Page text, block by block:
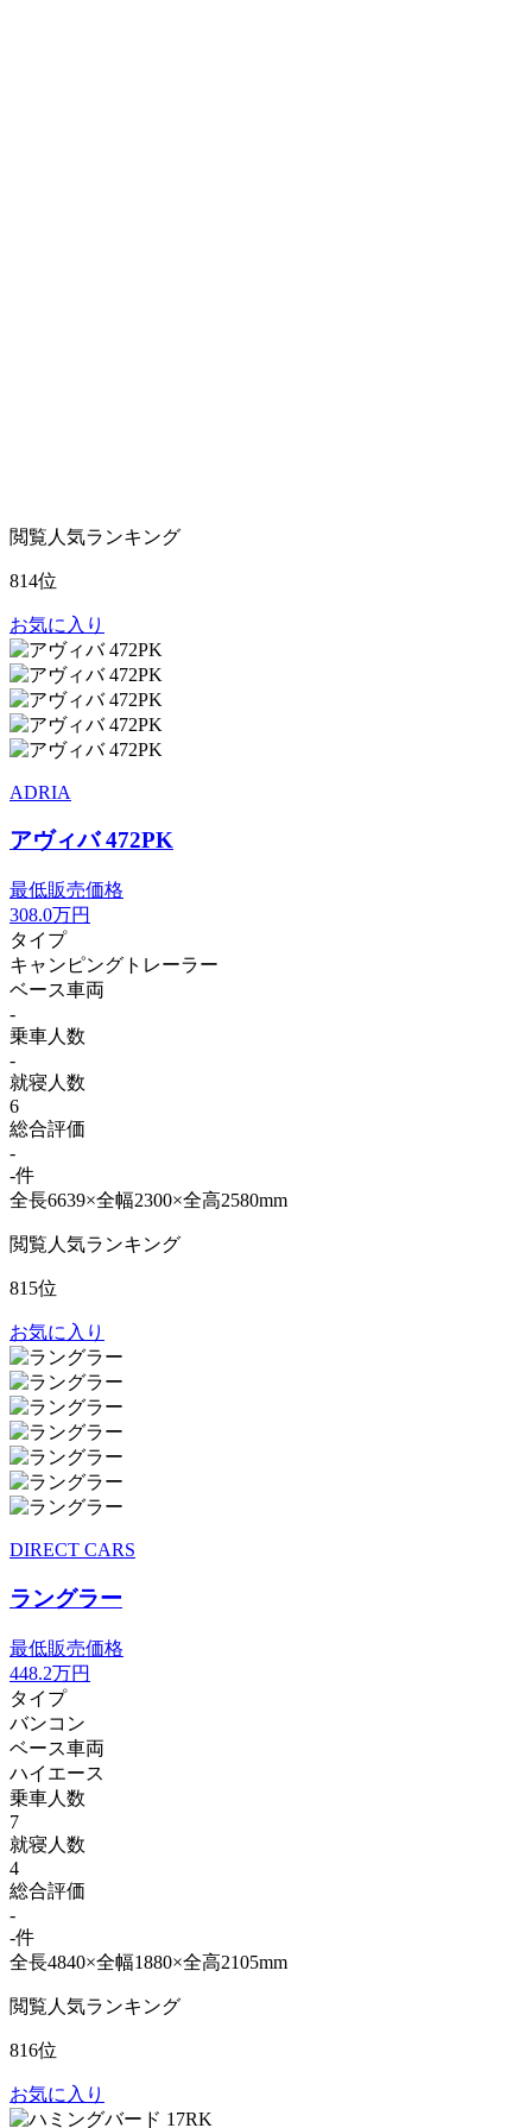
閲覧人気ランキング
814位
お気に入り
ADRIA
アヴィバ 472PK
最低販売価格
308.0万円
タイプ
キャンピングトレーラー
ベース車両
-
乗車人数
-
就寝人数
6
総合評価
-
-件
全長6639×全幅2300×全高2580mm
閲覧人気ランキング
815位
お気に入り
DIRECT CARS
ラングラー
最低販売価格
448.2万円
タイプ
バンコン
ベース車両
ハイエース
乗車人数
7
就寝人数
4
総合評価
-
-件
全長4840×全幅1880×全高2105mm
閲覧人気ランキング
816位
お気に入り